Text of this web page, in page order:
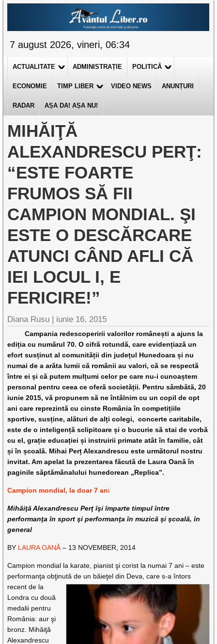
7 august 2026, vineri, 06:34
ACTUALITATE ADMINISTRAȚIE POLITICĂ
ECONOMIE TIMP LIBER VIDEO NEWS ANUNȚURI
RADAR AȘA DA! AȘA NU!
MIHĂIŢĂ
ALEXANDRESCU PERŢ:
“ESTE FOARTE
FRUMOS SĂ FII
CAMPION MONDIAL. ŞI
ESTE O DESCĂRCARE
ATUNCI CÂND AFLI CĂ
IEI LOCUL I, E
FERICIRE!”
Diana Rusu | iunie 16, 2015
Campania redescoperirii valorilor românești a ajuns la
ediția cu numărul 70. O cifră rotundă, care evidențiază un
efort susținut al comunității din județul Hunedoara și nu
numai de a arăta lumii că românii au valori, că se respectă
între ei și că putem mulțumi celor pe care nu-i cunoaștem
personal pentru ceea ce oferă societății. Pentru sâmbătă, 20
iunie 2015, vă propunem să ne întâlnim cu un copil de opt
ani care reprezintă cu cinste România în competițiile
sportive, susține, alături de alți colegi, concerte caritabile,
este de o inteligență sclipitoare și o bucurie să stai de vorbă
cu el, grație educației și instruirii primate atât în familie, cât
și în școală. Mihai Perț Alexandrescu este următorul nostru
invitat. Am apelat la prezentarea făcută de Laura Oană în
paginile săptămânalului hunedorean „Replica”.
Campion mondial, la doar 7 ani
Mihăiţă Alexandrescu Perţ îşi împarte timpul între
performanţa în sport şi performanţa în muzică şi şcoală, în
general
BY LAURA OANĂ – 13 NOVEMBER, 2014
Campion mondial la karate, pianist şi corist la numai 7 ani – este
performanţa obţinută de un băieţel din Deva, care s-a întors
recent de la
Londra cu două
medalii pentru
România: aur şi
bronz. Mihăiţă
Alexandrescu